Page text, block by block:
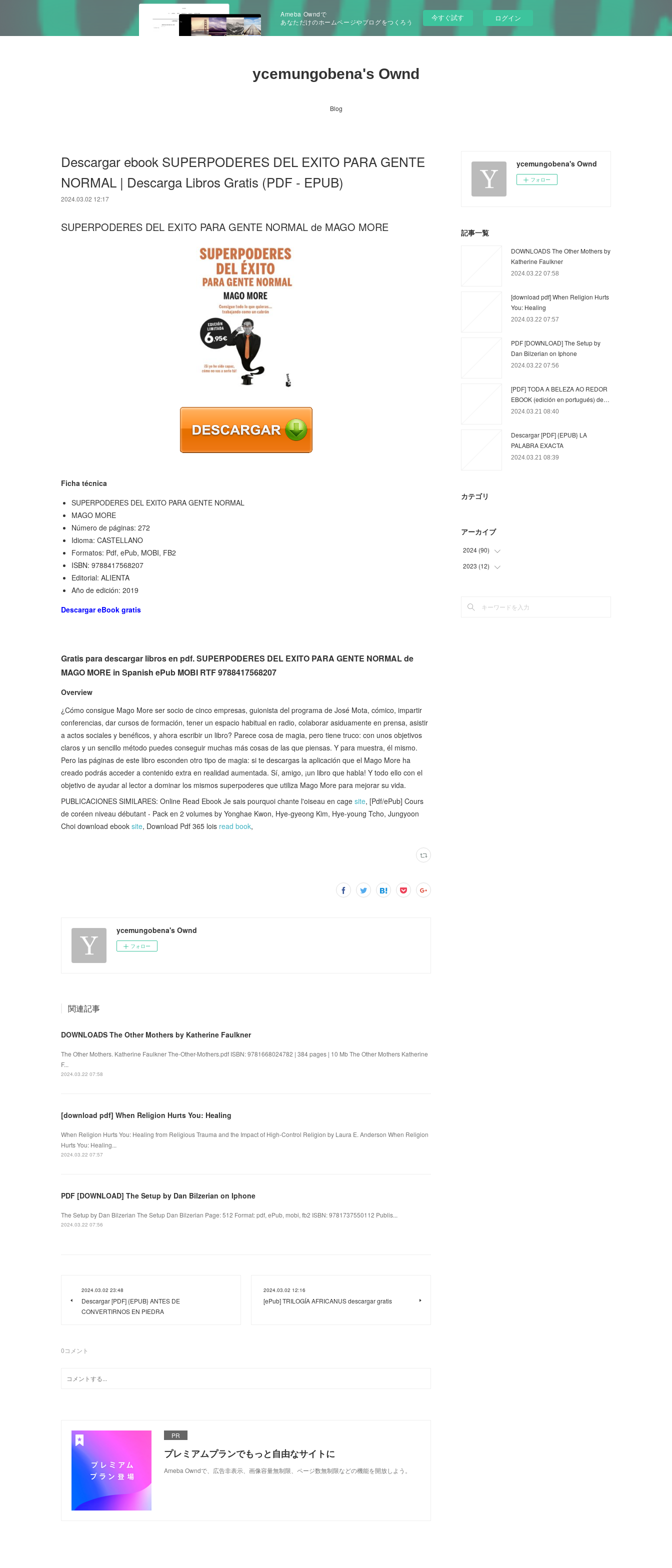
Ameba Owndで
あなただけのホームページやブログをつくろう
今すぐ試す ログイン
ycemungobena's Ownd
Blog
Descargar ebook SUPERPODERES DEL EXITO PARA GENTE
NORMAL | Descarga Libros Gratis (PDF - EPUB)
2024.03.02 12:17
SUPERPODERES DEL EXITO PARA GENTE NORMAL de MAGO MORE
Ficha técnica
SUPERPODERES DEL EXITO PARA GENTE NORMAL
MAGO MORE
Número de páginas: 272
Idioma: CASTELLANO
Formatos: Pdf, ePub, MOBI, FB2
ISBN: 9788417568207
Editorial: ALIENTA
Año de edición: 2019
Descargar eBook gratis
Gratis para descargar libros en pdf. SUPERPODERES DEL EXITO PARA GENTE NORMAL de
MAGO MORE in Spanish ePub MOBI RTF 9788417568207
Overview
¿Cómo consigue Mago More ser socio de cinco empresas, guionista del programa de José Mota, cómico, impartir
conferencias, dar cursos de formación, tener un espacio habitual en radio, colaborar asiduamente en prensa, asistir
a actos sociales y benéficos, y ahora escribir un libro? Parece cosa de magia, pero tiene truco: con unos objetivos
claros y un sencillo método puedes conseguir muchas más cosas de las que piensas. Y para muestra, él mismo.
Pero las páginas de este libro esconden otro tipo de magia: si te descargas la aplicación que el Mago More ha
creado podrás acceder a contenido extra en realidad aumentada. Sí, amigo, ¡un libro que habla! Y todo ello con el
objetivo de ayudar al lector a dominar los mismos superpoderes que utiliza Mago More para mejorar su vida.
PUBLICACIONES SIMILARES: Online Read Ebook Je sais pourquoi chante l'oiseau en cage site, [Pdf/ePub] Cours
de coréen niveau débutant - Pack en 2 volumes by Yonghae Kwon, Hye-gyeong Kim, Hye-young Tcho, Jungyoon
Choi download ebook site, Download Pdf 365 lois read book,
ycemungobena's Ownd
フォロー
関連記事
DOWNLOADS The Other Mothers by Katherine Faulkner
The Other Mothers. Katherine Faulkner The-Other-Mothers.pdf ISBN: 9781668024782 | 384 pages | 10 Mb The Other Mothers Katherine
F...
2024.03.22 07:58
[download pdf] When Religion Hurts You: Healing
When Religion Hurts You: Healing from Religious Trauma and the Impact of High-Control Religion by Laura E. Anderson When Religion
Hurts You: Healing...
2024.03.22 07:57
PDF [DOWNLOAD] The Setup by Dan Bilzerian on Iphone
The Setup by Dan Bilzerian The Setup Dan Bilzerian Page: 512 Format: pdf, ePub, mobi, fb2 ISBN: 9781737550112 Publis...
2024.03.22 07:56
2024.03.02 23:48
Descargar [PDF] {EPUB} ANTES DE
CONVERTIRNOS EN PIEDRA
2024.03.02 12:16
[ePub] TRILOGÍA AFRICANUS descargar gratis
0コメント
PR
プレミアムプランでもっと自由なサイトに
Ameba Owndで、広告非表示、画像容量無制限、ページ数無制限などの機能を開放しよう。
ycemungobena's Ownd
フォロー
記事一覧
DOWNLOADS The Other Mothers by
Katherine Faulkner
2024.03.22 07:58
[download pdf] When Religion Hurts
You: Healing
2024.03.22 07:57
PDF [DOWNLOAD] The Setup by
Dan Bilzerian on Iphone
2024.03.22 07:56
[PDF] TODA A BELEZA AO REDOR
EBOOK (edición en portugués) de…
2024.03.21 08:40
Descargar [PDF] {EPUB} LA
PALABRA EXACTA
2024.03.21 08:39
カテゴリ
アーカイブ
2024 (90)
(66
)
2023 (12)